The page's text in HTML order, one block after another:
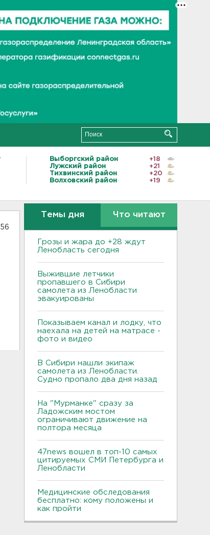
Выборгский район
+18
Лужский район
+21
Тихвинский район
+20
Волховский район
+19
Темы дня Что читают
Грозы и жара до +28 ждут
Ленобласть сегодня
Выжившие летчики
пропавшего в Сибири
самолета из Ленобласти
эвакуированы
Показываем канал и лодку, что
наехала на детей на матрасе -
фото и видео
В Сибири нашли экипаж
самолета из Ленобласти.
Судно пропало два дня назад
На "Мурманке" сразу за
Ладожским мостом
ограничивают движение на
полтора месяца
47news вошел в топ-10 самых
цитируемых СМИ Петербурга и
Ленобласти
Медицинские обследования
бесплатно: кому положены и
как пройти